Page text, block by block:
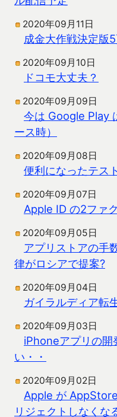
2020年09月11日
成金大作戦決定版
2020年09月10日
ドコモ大丈夫？
2020年09月09日
今は Google Play
ース時）
2020年09月08日
便利になったテス
2020年09月07日
Apple ID の2ファ
2020年09月05日
アプリストアの手
律がロシアで提案?
2020年09月04日
ガイラルディア転
2020年09月03日
iPhoneアプリの開
い・・
2020年09月02日
Apple が
リジェクトしなくな